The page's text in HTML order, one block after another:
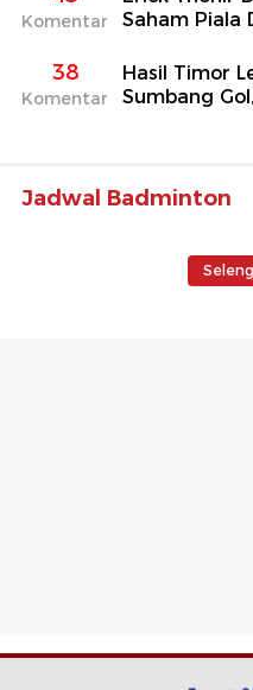
Komentar
Saham Piala
38
Komentar
Hasil Timor
Sumbang
Jadwal Badminton